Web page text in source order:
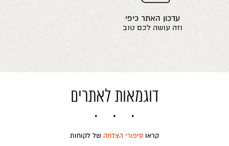
עדכון האתר כיפי
וזה עושה לכם טוב
דוגמאות לאתרים
קראו סיפורי הצלחה של לקוחות